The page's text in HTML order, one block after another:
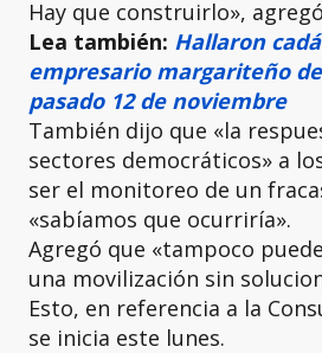
Hay que construirlo»,
Lea también: Hallaron
empresario margariteño
pasado 12 de noviembre
También dijo que «la
sectores democráticos» a
ser el monitoreo de un
«sabíamos que ocurriría».
Agregó que «tampoco
una movilización sin
Esto, en referencia a la
se inicia este lunes.